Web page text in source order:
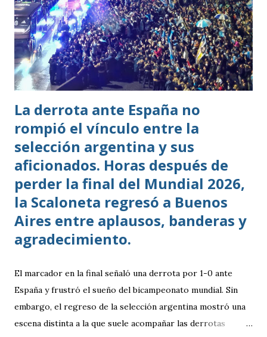
La derrota ante España no
rompió el vínculo entre la
selección argentina y sus
aficionados. Horas después de
perder la final del Mundial 2026,
la Scaloneta regresó a Buenos
Aires entre aplausos, banderas y
agradecimiento.
El marcador en la final señaló una derrota por 1-0 ante
España y frustró el sueño del bicampeonato mundial. Sin
embargo, el regreso de la selección argentina mostró una
escena distinta a la que suele acompañar las derrotas